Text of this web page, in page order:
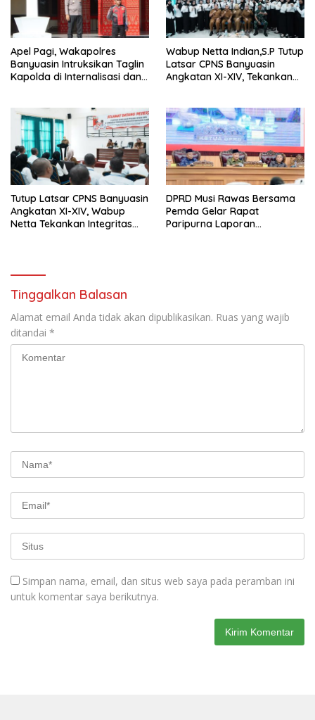
Apel Pagi, Wakapolres
Banyuasin Intruksikan Taglin
Kapolda di Internalisasi dan
Wabup Netta Indian,S.P Tutup
Latsar CPNS Banyuasin
Angkatan XI-XIV, Tekankan
Prima
Tutup Latsar CPNS Banyuasin
Angkatan XI-XIV, Wabup
Netta Tekankan Integritas
DPRD Musi Rawas Bersama
Pemda Gelar Rapat
Paripurna Laporan
Tinggalkan Balasan
Alamat email Anda tidak akan dipublikasikan. Ruas yang wajib
ditandai *
Simpan nama, email, dan situs web saya pada peramban ini
untuk komentar saya berikutnya.